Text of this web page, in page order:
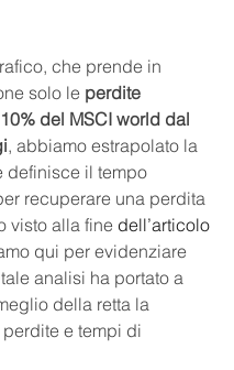
che prende in
solo le perdite
del MSCI world dal
, abbiamo estrapolato la
definisce il tempo
recuperare una perdita
visto alla fine dell’articolo
qui per evidenziare
analisi ha portato a
della retta la
e tempi di